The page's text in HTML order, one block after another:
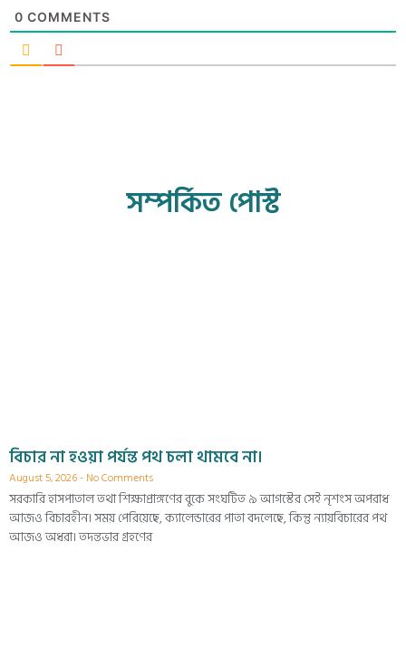
0 COMMENTS
সম্পর্কিত পোস্ট
বিচার না হওয়া পর্যন্ত পথ চলা থামবে না।
August 5, 2026 No Comments
সরকারি হাসপাতাল তথা শিক্ষাপ্রাঙ্গণের বুকে সংঘটিত ৯ আগস্টের সেই নৃশংস অপরাধ
আজও বিচারহীন। সময় পেরিয়েছে, ক্যালেন্ডারের পাতা বদলেছে, কিন্তু ন্যায়বিচারের পথ
আজও অধরা। তদন্তভার গ্রহণের